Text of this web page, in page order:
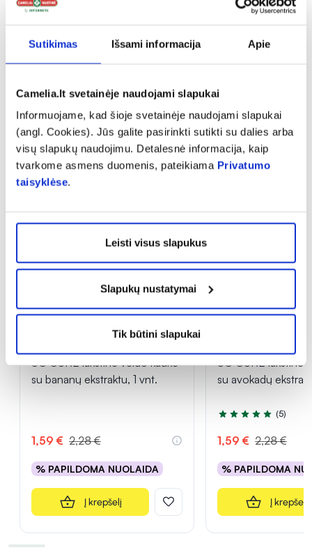
Sutikimas Išsami informacija Apie
Camelia.lt svetainėje naudojami slapukai
Informuojame, kad šioje svetainėje naudojami slapukai
(angl. Cookies). Jūs galite pasirinkti sutikti su dalies arba
visų slapukų naudojimu. Detalesnė informacija, kaip
tvarkome asmens duomenis, pateikiama Privatumo
taisyklėse.
Leisti visus slapukus
Slapukų nustatymai
Tik būtini slapukai
sulėtėja. Jos gali pradėti šerpetoti. Suaktyvinti
galima kūno šveitikliais, po to būtina patepti
odą maitinamuoju kūno kremu ar balzamu.
Kai aplink viešpatauja šaltis ir žvarbūs vėjai,
nereikėtų pamiršti ir lūpų balzamo bei riebaus
rankų kremo.
5C CURE lakštinė veido kaukė
su bananų ekstraktu, 1 vnt.
1,59 € 2,28 €
% PAPILDOMA NUOLAIDA
Į krepšelį
5C CURE lakštinė
su avokadų
Įvertinimas 4.6 iš 5
(5)
1,59 € 2,28 €
% PAPILDOMA
Į krepšelį